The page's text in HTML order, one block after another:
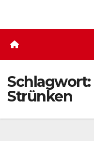
Schlagwort:
Strünken